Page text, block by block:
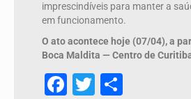
imprescindíveis para manter a
em funcionamento.
O ato acontece hoje (07/04), a
Boca Maldita — Centro de
Facebook
Twitter